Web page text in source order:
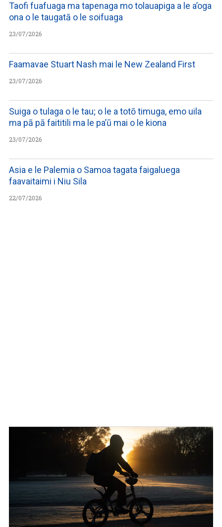
Taofi fuafuaga ma tapenaga mo tolauapiga a le a’oga
ona o le taugatā o le soifuaga
23/07/2026
Faamavae Stuart Nash mai le New Zealand First
23/07/2026
Suiga o tulaga o le tau; o le a totō timuga, emo uila
ma pā pā faititili ma le pa’ū mai o le kiona
23/07/2026
Asia e le Palemia o Samoa tagata faigaluega
faavaitaimi i Niu Sila
22/07/2026